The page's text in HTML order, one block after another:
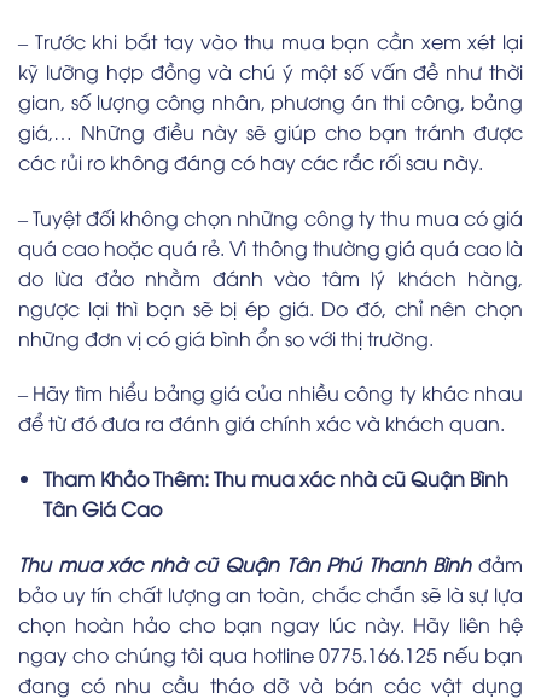
– Trước khi bắt tay vào thu mua bạn cần xem xét lại
kỹ lưỡng hợp đồng và chú ý một số vấn đề như thời
gian, số lượng công nhân, phương án thi công, bảng
giá,… Những điều này sẽ giúp cho bạn tránh được
các rủi ro không đáng có hay các rắc rối sau này.
– Tuyệt đối không chọn những công ty thu mua có giá
quá cao hoặc quá rẻ. Vì thông thường giá quá cao là
do lừa đảo nhằm đánh vào tâm lý khách hàng,
ngược lại thì bạn sẽ bị ép giá. Do đó, chỉ nên chọn
những đơn vị có giá bình ổn so với thị trường.
– Hãy tìm hiểu bảng giá của nhiều công ty khác nhau
để từ đó đưa ra đánh giá chính xác và khách quan.
Tham Khảo Thêm:Thu mua xác nhà cũ Quận Bình
Tân Giá Cao
Thu mua xác nhà cũ Quận Tân Phú Thanh Bìnhđảm
bảo uy tín chất lượng an toàn, chắc chắn sẽ là sự lựa
chọn hoàn hảo cho bạn ngay lúc này. Hãy liên hệ
ngay cho chúng tôi qua hotline 0775.166.125 nếu bạn
đang có nhu cầu tháo dỡ và bán các vật dụng